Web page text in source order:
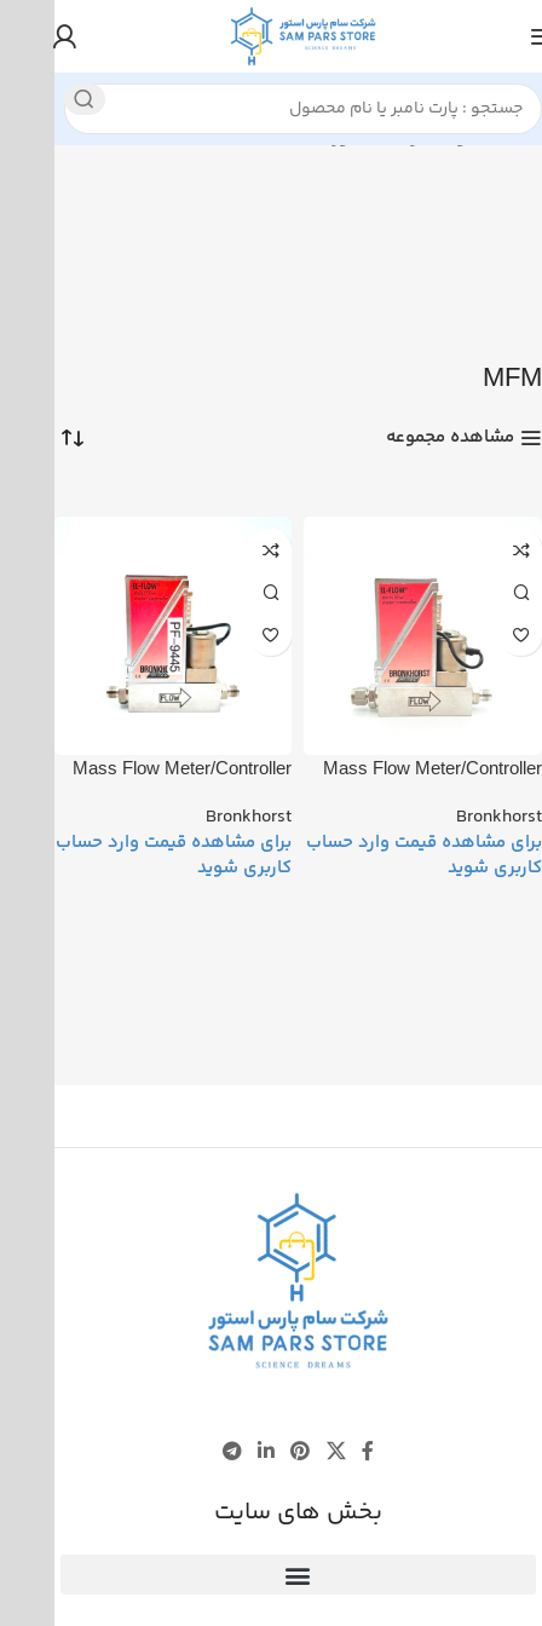
خانه محصولات برچسب خورده “MFM” نمایش همه 2 نتیجه
MFM
مشاهده مجموعه
Mass Flow Meter/Controller
Bronkhorst
Mass Flow Meter/Controller
Bronkhorst
بخش های سایت